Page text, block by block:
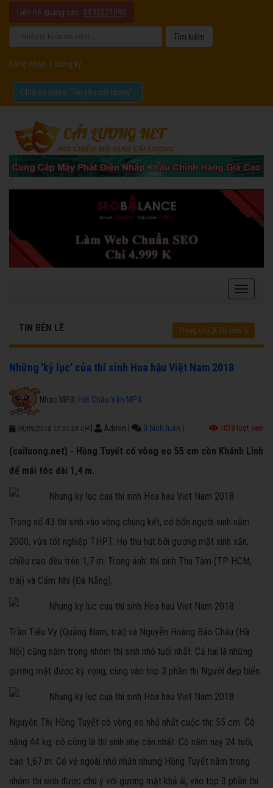
Liên hệ quảng cáo: 0932221090
Đăng nhập Đăng ký
Chia sẻ video "Tôi yêu cải lương".
TIN BÊN LỀ Trang chủ Tin bên lề
Những 'kỷ lục' của thí sinh Hoa hậu Việt Nam 2018
Nhạc MP3: Hát Chầu Văn MP3
09/09/2018 12:01:09 CH Admin 0 bình luận 1039 lượt xem
(cailuong.net) - Hồng Tuyết có vòng eo 55 cm còn Khánh Linh
để mái tóc dài 1,4 m.
Trong số 43 thí sinh vào vòng chung kết, có bốn người sinh năm
2000, vừa tốt nghiệp THPT. Họ thu hút bởi gương mặt xinh xắn,
chiều cao đều trên 1,7 m. Trong ảnh: thí sinh Thu Tâm (TP HCM,
trái) và Cẩm Nhi (Đà Nẵng).
Trần Tiểu Vy (Quảng Nam, trái) và Nguyễn Hoàng Bảo Châu (Hà
Nội) cũng nằm trong nhóm thí sinh nhỏ tuổi nhất. Cả hai là những
gương mặt được kỳ vọng, cùng vào top 3 phần thi Người đẹp biển.
Nguyễn Thị Hồng Tuyết có vòng eo nhỏ nhất cuộc thi: 55 cm. Cô
nặng 44 kg, cô cũng là thí sinh nhẹ cân nhất. Cô năm nay 24 tuổi,
cao 1,67 m. Có vẻ ngoài nhỏ nhắn nhưng Hồng Tuyết nằm trong
nhóm thí sinh được chú ý với gương mặt khả ái, vào top 3 phần thi